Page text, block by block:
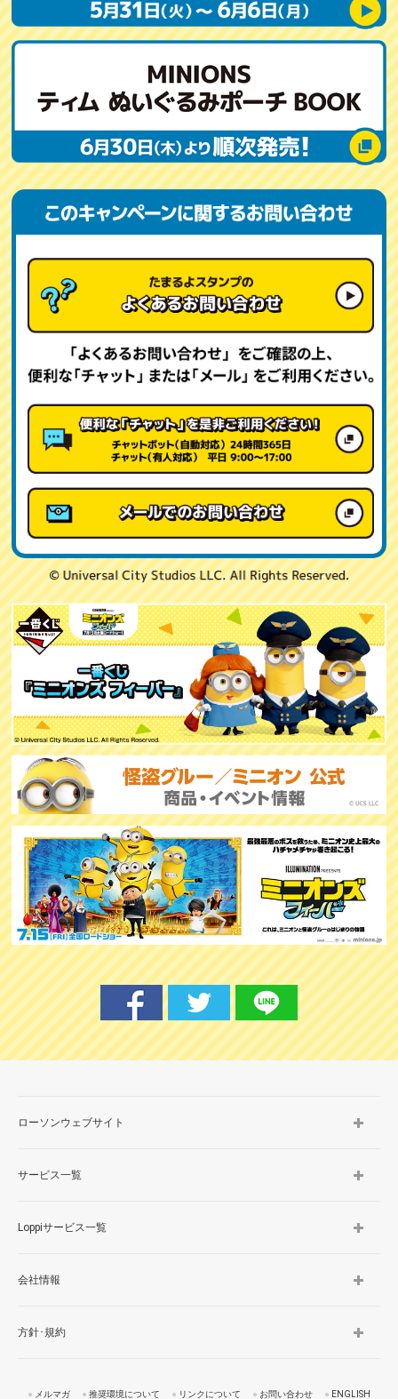
ローソンウェブサイト
サービス一覧
Loppiサービス一覧
会社情報
方針･規約
メルマガ 推奨環境について リンクについて お問い合わせ ENGLISH